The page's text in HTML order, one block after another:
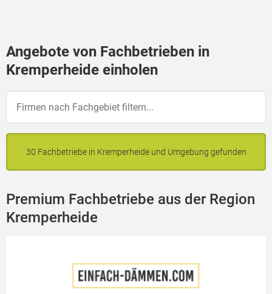
Angebote von Fachbetrieben in
Kremperheide einholen
30 Fachbetriebe in Kremperheide und Umgebung gefunden
Premium Fachbetriebe aus der Region
Kremperheide